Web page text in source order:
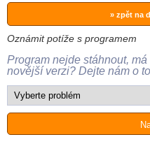
» zpět na
Oznámit potíže s programem
Program nejde stáhnout,
novější verzi? Dejte nám o